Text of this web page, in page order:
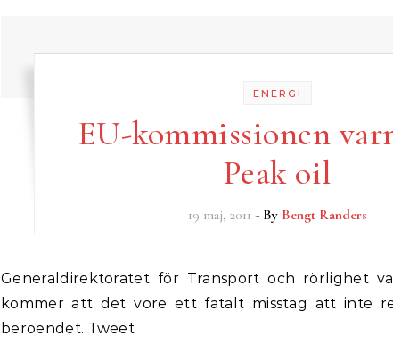
ENERGI
EU-kommissionen
Peak oil
19 maj, 2011 - By Bengt Randers
Generaldirektoratet för Transport och rörlighet varnar för att Peak oil
kommer att det vore ett fatalt misstag att inte
beroendet. Tweet